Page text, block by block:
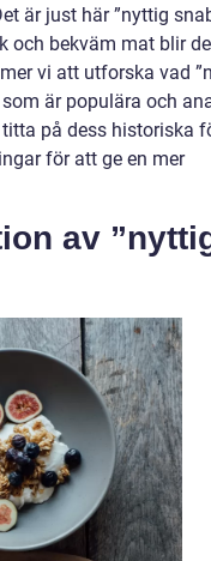
är just här ”nyttig
och bekväm mat blir
vi att utforska vad
är populära och
på dess historiska
för att ge en mer
av